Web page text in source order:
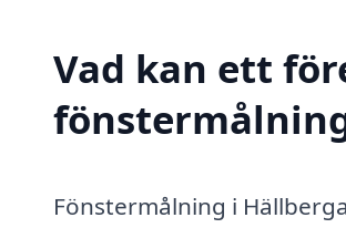
Vad kan ett
Fönstermålning i